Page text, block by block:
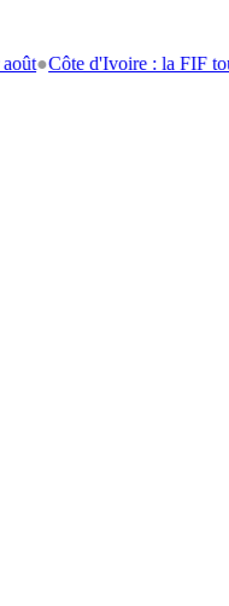
d'Ivoire : la FIF tourne la